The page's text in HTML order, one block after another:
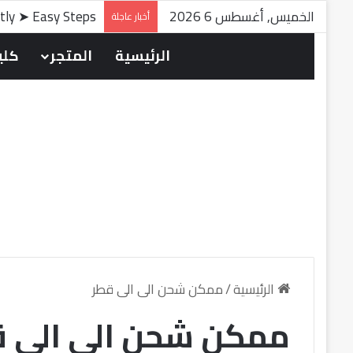
الخميس, أغسطس 6 2026 أخبار عاجلة ➤ Easy Steps
الرئيسية المتجر
الرئيسية/ممكن شحن الى الى قطر
ممكن شحن الى الى